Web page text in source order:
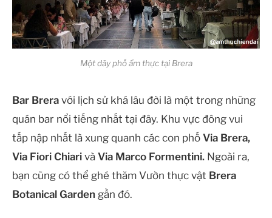
Một dãy phố ẩm thực tại Brera
Bar Brera với lịch sử khá lâu đời là một trong những
quán bar nổi tiếng nhất tại đây. Khu vực đông vui
tấp nập nhất là xung quanh các con phố Via Brera,
Via Fiori Chiari và Via Marco Formentini. Ngoài ra,
bạn cũng có thể ghé thăm Vườn thực vật Brera
Botanical Garden gần đó.